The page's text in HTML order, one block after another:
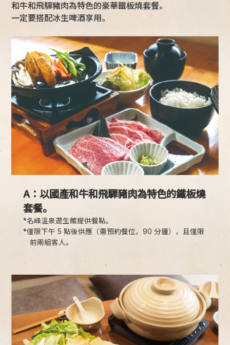
和牛和飛驒豬肉為特色的豪華鐵板燒套餐。
一定要搭配冰生啤酒享用。
A：以國產和牛和飛驒豬肉為特色的鐵板燒
套餐。
*名峰溫泉遊生館提供餐點。
*僅限下午 5 點後供應（需預約餐位，90 分鐘），且僅限
前兩組客人。